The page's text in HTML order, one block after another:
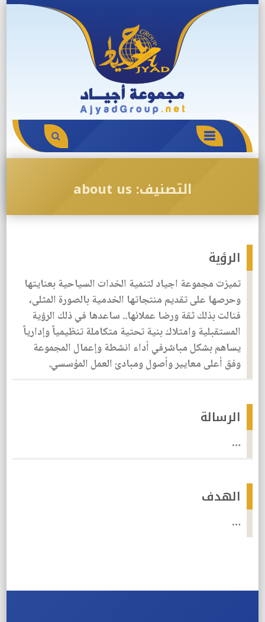
Skip
MENU
التصنيف: about us
الرؤية
تميزت مجموعة اجياد لتنمية الخدات السياحية بعنايتها
وحرصها على تقديم منتجاتها الخدمية بالصورة المثلى،
فنالت بذلك ثقة ورضا عملائها.. ساعدها في ذلك الرؤية
المستقبلية وامتلاك بنية تحتية متكاملة تنظيمياً وإدارياً
يساهم بشكل مباشرفي أداء انشطة وإعمال المجموعة
وفق أعلى معايير وأصول ومبادئ العمل المؤسسي.
الرسالة
…
الهدف
…